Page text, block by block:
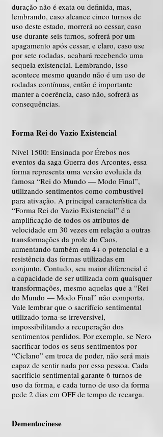
duração não é exata ou definida, mas,
lembrando, caso alcance cinco turnos de
uso deste estado, morrerá ao cessar, caso
use durante seis turnos, sofrerá por um
apagamento após cessar, e claro, caso use
por sete rodadas, acabará recebendo uma
sequela existencial. Lembrando, isso
acontece mesmo quando não é um uso de
rodadas contínuas, então é importante
manter a coerência, caso não, sofrerá as
consequências.
Forma Rei do Vazio Existencial
Nível 1500: Ensinada por Érebos nos
eventos da saga Guerra dos Arcontes, essa
forma representa uma versão evoluída da
famosa “Rei do Mundo — Modo Final”,
utilizando sentimentos como combustível
para ativação. A principal característica da
“Forma Rei do Vazio Existencial” é a
amplificação de todos os atributos de
velocidade em 30 vezes em relação a outras
transformações da prole do Caos,
aumentando também em 4+ o potencial e a
resistência das formas utilizadas em
conjunto. Contudo, seu maior diferencial é
a capacidade de ser utilizada com quaisquer
transformações, mesmo aquelas que a “Rei
do Mundo — Modo Final” não comporta.
Vale lembrar que o sacrifício sentimental
utilizado torna-se irreversível,
impossibilitando a recuperação dos
sentimentos perdidos. Por exemplo, se Nero
sacrificar todos os seus sentimentos por
“Ciclano” em troca de poder, não será mais
capaz de sentir nada por essa pessoa. Cada
sacrifício sentimental garante 6 turnos de
uso da forma, e cada turno de uso da forma
pede 2 dias em OFF de tempo de recarga.
Dementocinese